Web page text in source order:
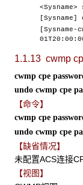
[Sysname]
1.1.13 cwmp
cwmp cpe
undo cwmp cpe
【命令】
cwmp cpe
undo cwmp cpe
【缺省情况】
未配置ACS连接
【视图】